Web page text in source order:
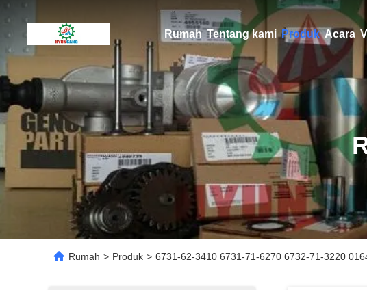
Rumah Tentang kami Produk Acara
Rumah > Produk > 6731-62-3410 6731-71-6270 6732-71-3220